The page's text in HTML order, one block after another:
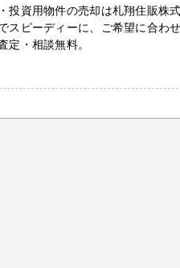
投資用物件の売却は札翔住販株
スピーディーに、ご希望に合わ
・相談無料。